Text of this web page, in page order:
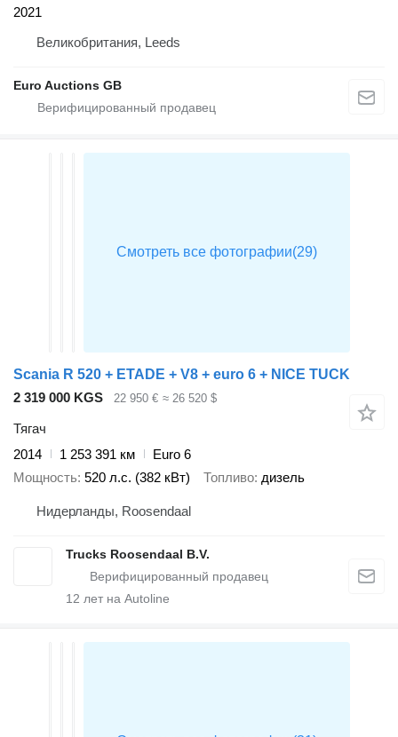
2021
Великобритания, Leeds
Euro Auctions GB
Scania R 520 + ETADE + V8 + euro 6 + NICE TUCK
2 319 000 KGS
22 950 € ≈ 26 520 $
Тягач
2014
1 253 391 км
Euro 6
Мощность 520 л.с. (382 кВт) Топливо дизель
Нидерланды, Roosendaal
Trucks Roosendaal B.V.
12 лет на Autoline